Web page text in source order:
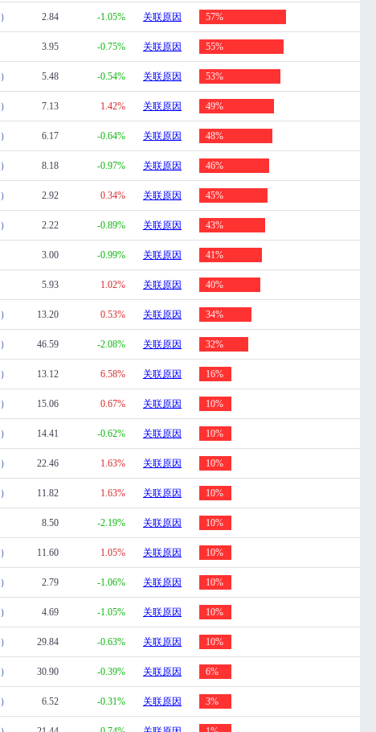
2.84 -1.05% 关联原因 57%
3.95 -0.75% 关联原因 55%
5.48 -0.54% 关联原因 53%
7.13 1.42% 关联原因 49%
6.17 -0.64% 关联原因 48%
8.18 -0.97% 关联原因 46%
2.92 0.34% 关联原因 45%
2.22 -0.89% 关联原因 43%
3.00 -0.99% 关联原因 41%
5.93 1.02% 关联原因 40%
13.20 0.53% 关联原因 34%
46.59 -2.08% 关联原因 32%
13.12 6.58% 关联原因 16%
15.06 0.67% 关联原因 10%
14.41 -0.62% 关联原因 10%
22.46 1.63% 关联原因 10%
11.82 1.63% 关联原因 10%
8.50 -2.19% 关联原因 10%
11.60 1.05% 关联原因 10%
2.79 -1.06% 关联原因 10%
4.69 -1.05% 关联原因 10%
29.84 -0.63% 关联原因 10%
30.90 -0.39% 关联原因 6%
6.52 -0.31% 关联原因 3%